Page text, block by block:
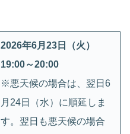
2026年6月23日（火）
19:00～20:00
※悪天候の場合は、翌日6
月24日（水）に順延しま
す。翌日も悪天候の場合